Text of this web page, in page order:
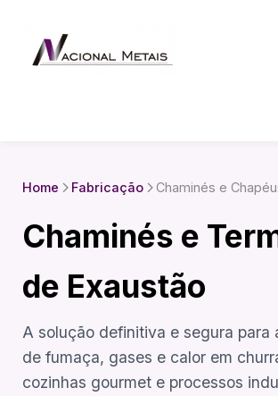
Home Fabricação Chaminés e
Chaminés e
de Exaustão
A solução definitiva e segura para
de fumaça, gases e calor em
cozinhas gourmet e processos